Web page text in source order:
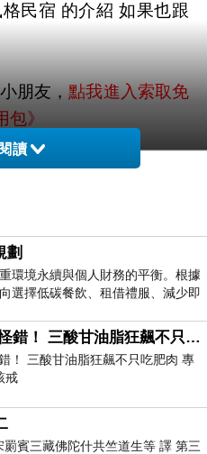
民宿 的介紹 如果也跟
朋友，點我進入索取免
》
民宿
讀
劃
環境永續與個人財務的平衡。根據
選擇低碳餐飲、租借禮服、減少即
健康網》別怪錯！ 三酸甘油脂狂飆不只吃肥肉 專家點名1物更該戒
！ 三酸甘油脂狂飆不只吃肥肉 專
戒
article/breakingnews/
賓三藏佛陀什共竺道生等 譯 第三